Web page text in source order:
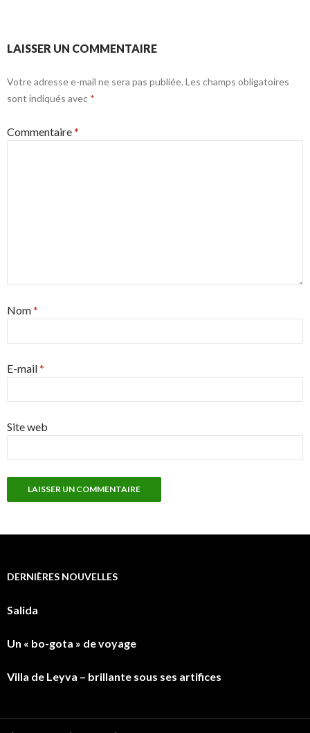
LAISSER UN COMMENTAIRE
Votre adresse e-mail ne sera pas publiée. Les champs obligatoires
sont indiqués avec *
Commentaire*
Nom*
E-mail*
Site web
DERNIÈRES NOUVELLES
Salida
Un « bo-gota » de voyage
Villa de Leyva – brillante sous ses artifices